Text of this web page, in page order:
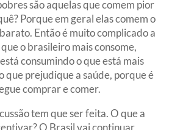
são aquelas que comem pior
Porque em geral elas comem o
Então é muito complicado a
o brasileiro mais consome,
consumindo o que está mais
que prejudique a saúde, porque é
comprar e comer.
tem que ser feita. O que a
O Brasil vai continuar